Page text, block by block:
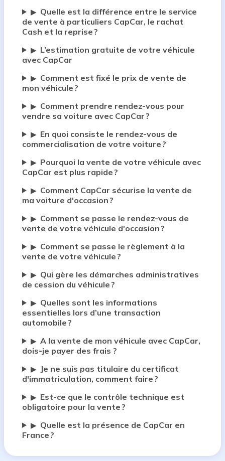
▶ Quelle est la différence entre le service
de vente à particuliers CapCar, le rachat
Cash et la reprise ?
▶ L’estimation gratuite de votre véhicule
avec CapCar
▶ Comment est fixé le prix de vente de
mon véhicule ?
▶ Comment prendre rendez-vous pour
vendre sa voiture avec CapCar ?
▶ En quoi consiste le rendez-vous de
commercialisation de votre voiture ?
▶ Pourquoi la vente de votre véhicule avec
CapCar est plus rapide ?
▶ Comment CapCar sécurise la vente de
ma voiture d'occasion ?
▶ Comment se passe le rendez-vous de
vente de votre véhicule d'occasion ?
▶ Comment se passe le règlement à la
vente de votre véhicule ?
▶ Qui gère les démarches administratives
de cession du véhicule ?
▶ Quelles sont les informations
essentielles lors d’une transaction
automobile ?
▶ A la vente de mon véhicule avec CapCar,
dois-je payer des frais ?
▶
Je ne suis pas titulaire du certificat
d'immatriculation, comment faire ?
▶ Est-ce que le contrôle technique est
obligatoire pour la vente ?
▶ Quelle est la présence de CapCar en
France ?